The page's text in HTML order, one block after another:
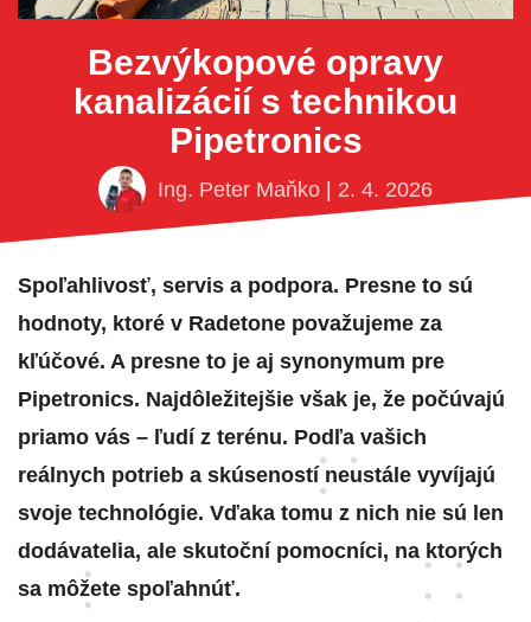
Bezvýkopové opravy
kanalizácií s technikou
Pipetronics
Ing. Peter Maňko 2. 4. 2026
Spoľahlivosť, servis a podpora. Presne to sú
hodnoty, ktoré v Radetone považujeme za
kľúčové. A presne to je aj synonymum pre
Pipetronics. Najdôležitejšie však je, že počúvajú
priamo vás – ľudí z terénu. Podľa vašich
reálnych potrieb a skúseností neustále vyvíjajú
svoje technológie. Vďaka tomu z nich nie sú len
dodávatelia, ale skutoční pomocníci, na ktorých
sa môžete spoľahnúť.